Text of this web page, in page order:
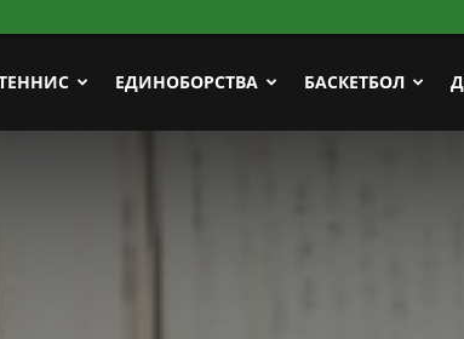
ЕДИНОБОРСТВА БАСКЕТБОЛ